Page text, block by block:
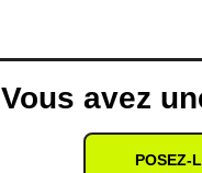
Vous avez
POSEZ-